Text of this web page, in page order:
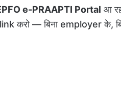
e-PRAAPTI Portal आ
करो — बिना employer के,